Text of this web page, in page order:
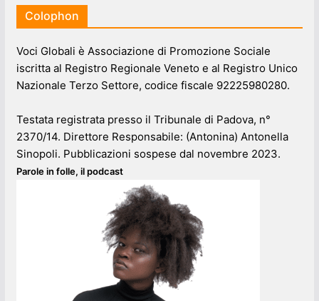
Colophon
Voci Globali è Associazione di Promozione Sociale
iscritta al Registro Regionale Veneto e al Registro Unico
Nazionale Terzo Settore, codice fiscale 92225980280.
Testata registrata presso il Tribunale di Padova, n°
2370/14. Direttore Responsabile: (Antonina) Antonella
Sinopoli. Pubblicazioni sospese dal novembre 2023.
Parole in folle, il podcast